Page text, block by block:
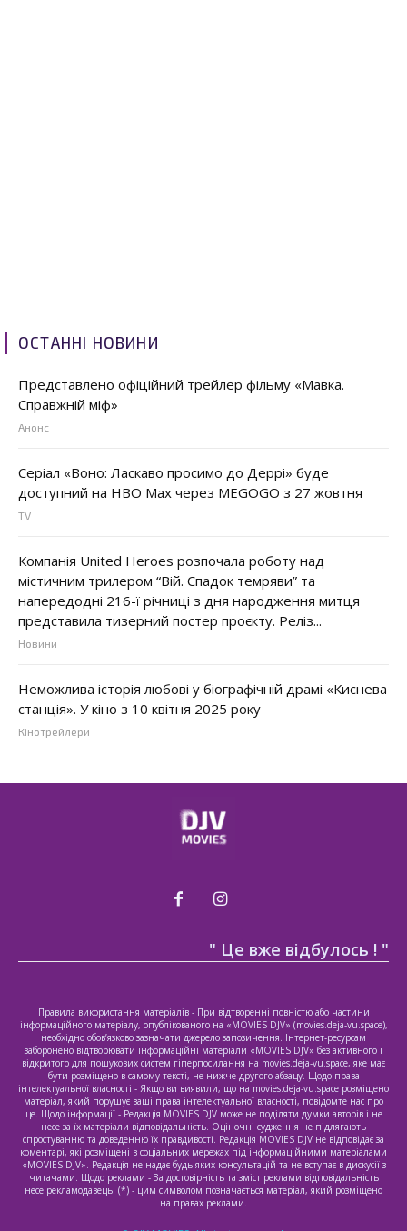
ОСТАННІ НОВИНИ
Представлено офіційний трейлер фільму «Мавка.
Справжній міф»
Анонс
Серіал «Воно: Ласкаво просимо до Деррі» буде
доступний на HBO Max через MEGOGO з 27 жовтня
TV
Компанія United Heroes розпочала роботу над
містичним трилером “Вій. Спадок темряви” та
напередодні 216-ї річниці з дня народження митця
представила тизерний постер проєкту. Реліз...
Новини
Неможлива історія любові у біографічній драмі «Киснева
станція». У кіно з 10 квітня 2025 року
Кінотрейлери
" Це вже відбулось ! "
Правила використання матеріалів - При відтворенні повністю або частини
інформаційного матеріалу, опублікованого на «MOVIES DJV» (movies.deja-vu.space),
необхідно обов’язково зазначати джерело запозичення. Інтернет-ресурсам
заборонено відтворювати інформаційні матеріали «MOVIES DJV» без активного і
відкритого для пошукових систем гіперпосилання на movies.deja-vu.space, яке має
бути розміщено в самому тексті, не нижче другого абзацу. Щодо права
інтелектуальної власності - Якщо ви виявили, що на movies.deja-vu.space розміщено
матеріал, який порушує ваші права інтелектуальної власності, повідомте нас про
це. Щодо інформації - Редакція MOVIES DJV може не поділяти думки авторів і не
несе за їх матеріали відповідальність. Оціночні судження не підлягають
спростуванню та доведенню їх правдивості. Редакція MOVIES DJV не відповідає за
коментарі, які розміщені в соціальних мережах під інформаційними матеріалами
«MOVIES DJV». Редакція не надає будь-яких консультацій та не вступає в дискусії з
читачами. Щодо реклами - За достовірність та зміст реклами відповідальність
несе рекламодавець. (*) - цим символом позначається матеріал, який розміщено
на правах реклами.